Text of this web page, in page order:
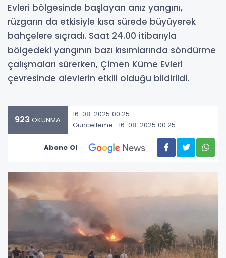
Evleri bölgesinde başlayan anız yangını,
rüzgarın da etkisiyle kısa sürede büyüyerek
bahçelere sıçradı. Saat 24.00 itibarıyla
bölgedeki yangının bazı kısımlarında söndürme
çalışmaları sürerken, Çimen Küme Evleri
çevresinde alevlerin etkili olduğu bildirildi.
923 OKUNMA
16-08-2025 00:25
Güncelleme : 16-08-2025 00:25
Abone Ol